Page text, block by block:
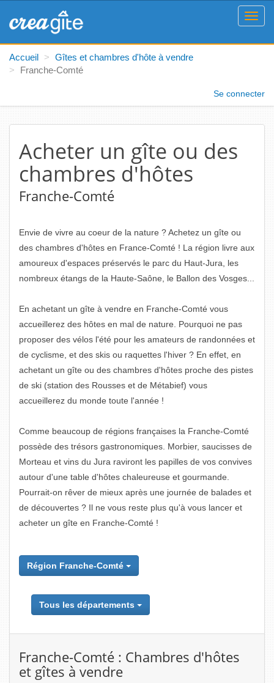
MENU
Accueil
Gîtes et chambres d'hôte à vendre
Franche-Comté
Se connecter
Acheter un gîte ou des
chambres d'hôtes
Franche-Comté
Envie de vivre au coeur de la nature ? Achetez un gîte ou
des chambres d'hôtes en France-Comté ! La région livre aux
amoureux d'espaces préservés le parc du Haut-Jura, les
nombreux étangs de la Haute-Saône, le Ballon des Vosges...
En achetant un gîte à vendre en Franche-Comté vous
accueillerez des hôtes en mal de nature. Pourquoi ne pas
proposer des vélos l'été pour les amateurs de randonnées et
de cyclisme, et des skis ou raquettes l'hiver ? En effet, en
achetant un gîte ou des chambres d'hôtes proche des pistes
de ski (station des Rousses et de Métabief) vous
accueillerez du monde toute l'année !
Comme beaucoup de régions françaises la Franche-Comté
possède des trésors gastronomiques. Morbier, saucisses de
Morteau et vins du Jura raviront les papilles de vos convives
autour d'une table d'hôtes chaleureuse et gourmande.
Pourrait-on rêver de mieux après une journée de balades et
de découvertes ? Il ne vous reste plus qu'à vous lancer et
acheter un gîte en Franche-Comté !
Région Franche-Comté
Tous les départements
Franche-Comté : Chambres d'hôtes
et gîtes à vendre